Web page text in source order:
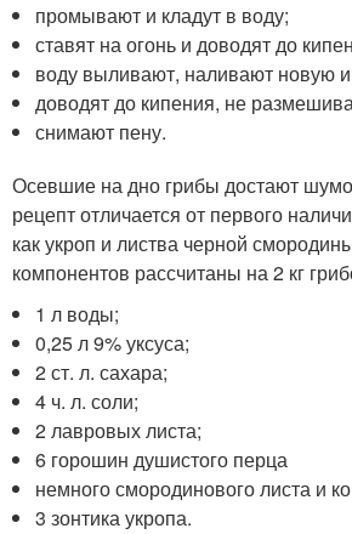
промывают и кладут в воду;
ставят на огонь и доводят до
воду выливают, наливают новую и
доводят до кипения, не
снимают пену.
Осевшие на дно грибы достают
рецепт отличается от первого
как укроп и листва черной
компонентов рассчитаны на 2 кг
1 л воды;
0,25 л 9% уксуса;
2 ст. л. сахара;
4 ч. л. соли;
2 лавровых листа;
6 горошин душистого перца
немного смородинового листа и
3 зонтика укропа.